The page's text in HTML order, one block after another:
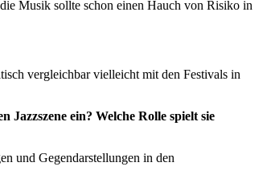
Musik sollte schon einen Hauch von Risiko in
vergleichbar vielleicht mit den Festivals in
ein? Welche Rolle spielt sie
und Gegendarstellungen in den